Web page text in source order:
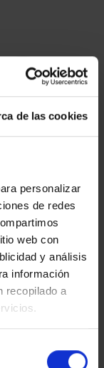
de las cookies
personalizar
de redes
web con
y análisis
información
recopilado a
ESPAÑOLAS
DE LA ...
73,00 €